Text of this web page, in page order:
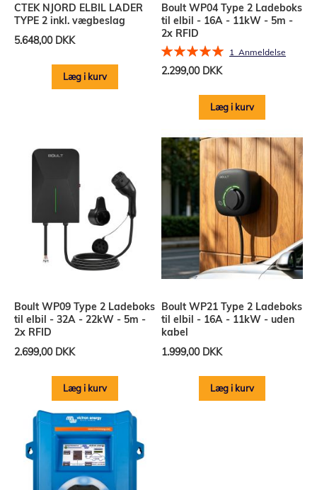
CTEK NJORD ELBIL LADER
TYPE 2 inkl. vægbeslag
5.648,00 DKK
Læg i kurv
Boult WP04 Type 2 Ladeboks
til elbil - 16A - 11kW - 5m -
2x RFID
Bedømmelse:
1Anmeldelse
2.299,00 DKK
Læg i kurv
Boult WP09 Type 2 Ladeboks
til elbil - 32A - 22kW - 5m -
2x RFID
2.699,00 DKK
Læg i kurv
Boult WP21 Type 2 Ladeboks
til elbil - 16A - 11kW - uden
kabel
1.999,00 DKK
Læg i kurv